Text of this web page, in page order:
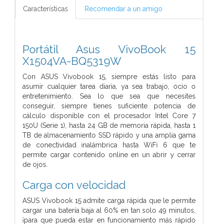
Características Recomendar a un amigo
Portátil Asus VivoBook 15
X1504VA-BQ5319W
Con ASUS Vivobook 15, siempre estás listo para
asumir cualquier tarea diaria, ya sea trabajo, ocio o
entretenimiento. Sea lo que sea que necesites
conseguir, siempre tienes suficiente potencia de
cálculo disponible con el procesador Intel Core 7
150U (Serie 1), hasta 24 GB de memoria rápida, hasta 1
TB de almacenamiento SSD rápido y una amplia gama
de conectividad inalámbrica hasta WiFi 6 que te
permite cargar contenido online en un abrir y cerrar
de ojos.
Carga con velocidad
ASUS Vivobook 15 admite carga rápida que le permite
cargar una batería baja al 60% en tan solo 49 minutos,
¡para que pueda estar en funcionamiento más rápido